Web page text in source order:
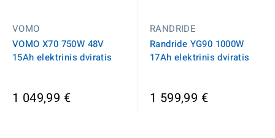
VOMO
VOMO X70 750W 48V
15Ah elektrinis dviratis
1 049,99 €
RANDRIDE
Randride YG90 1000W
17Ah elektrinis dviratis
1 599,99 €